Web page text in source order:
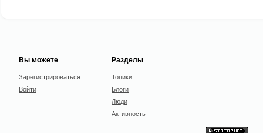
Вы можете
Зарегистрироваться
Войти
Разделы
Топики
Блоги
Люди
Активность